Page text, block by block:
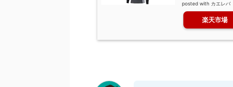
posted with カエレバ
楽天市場